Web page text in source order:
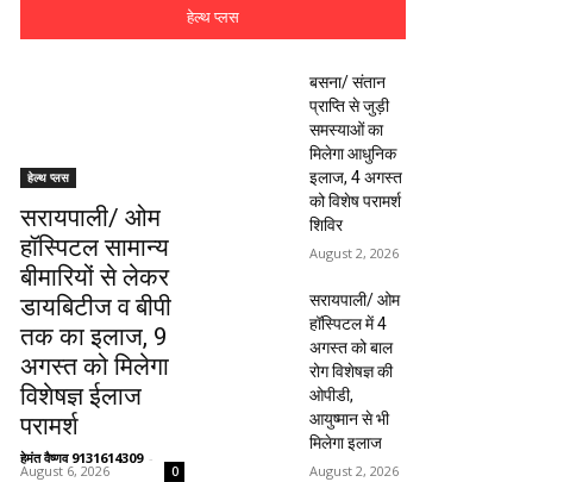
हेल्थ प्लस
हेल्थ प्लस
सरायपाली/ ओम
हॉस्पिटल सामान्य
बीमारियों से लेकर
डायबिटीज व बीपी
तक का इलाज, 9
अगस्त को मिलेगा
विशेषज्ञ ईलाज
परामर्श
हेमंत वैष्णव 9131614309 -
August 6, 2026 0
बसना/ संतान
प्राप्ति से जुड़ी
समस्याओं का
मिलेगा आधुनिक
इलाज, 4 अगस्त
को विशेष परामर्श
शिविर
August 2, 2026
सरायपाली/ ओम
हॉस्पिटल में 4
अगस्त को बाल
रोग विशेषज्ञ की
ओपीडी,
आयुष्मान से भी
मिलेगा इलाज
August 2, 2026